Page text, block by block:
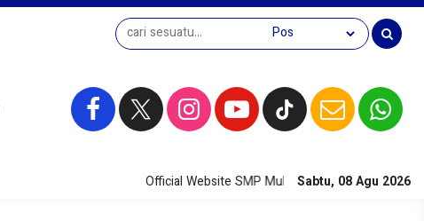
Sabtu, 08 Agu 2026
Official Website SMP Muhammadiyah 1 Sendang